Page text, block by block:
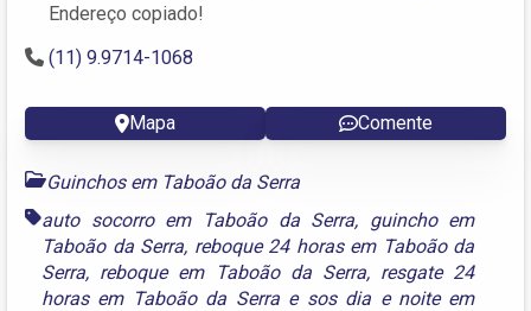
Endereço copiado!
(11) 9.9714-1068
Mapa Comente
Guinchos em Taboão da Serra
auto socorro em Taboão da Serra, guincho em
Taboão da Serra, reboque 24 horas em Taboão da
Serra, reboque em Taboão da Serra, resgate 24
horas em Taboão da Serrae sos dia e noite em